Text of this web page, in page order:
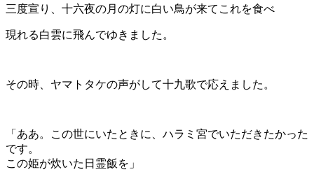
三度宣り、十六夜の月の灯に白い鳥が来てこれを食べ
現れる白雲に飛んでゆきました。
その時、ヤマトタケの声がして十九歌で応えました。
「ああ。この世にいたときに、ハラミ宮でいただきたかった
です。
この姫が炊いた日霊飯を」